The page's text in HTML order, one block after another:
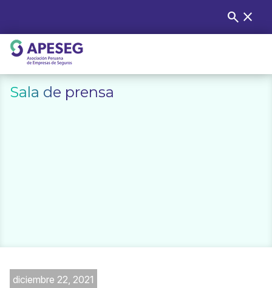
content
Buscar:
search close
APESEG
Sala de prensa
diciembre 22, 2021